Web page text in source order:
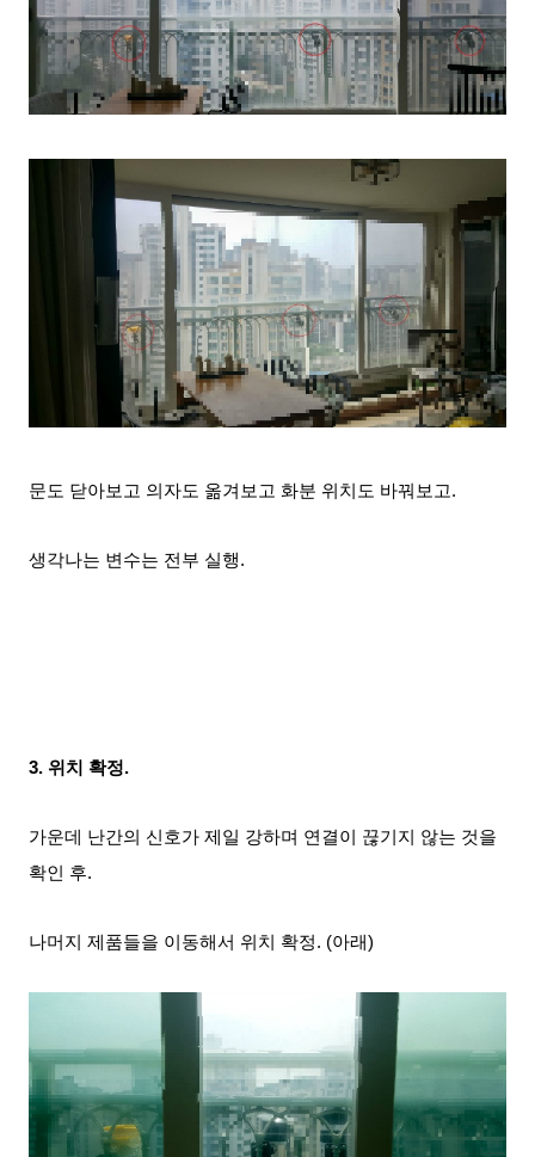
문도 닫아보고 의 자도 옮겨보고 화분 위치도 바꿔보고.
생각나는 변수는 전부 실행.
3. 위치 확정.
가운데 난간의 신호가 제일 강하며 연결이 끊기지 않는 것을
확인 후.
나머지 제품들을 이동해서 위치 확정. (아래)